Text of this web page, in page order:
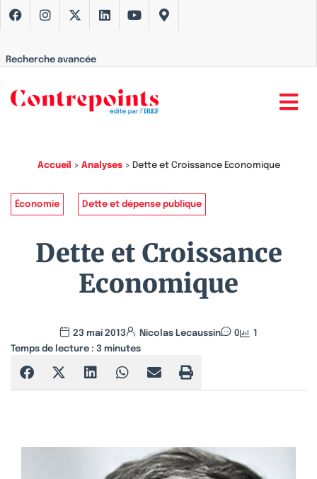
Recherche avancée
Accueil > Analyses> Dette et Croissance Economique
Économie Dette et dépense publique
Dette et Croissance
Economique
23 mai 2013 Nicolas Lecaussin 0
1
Temps de lecture : 3 minutes